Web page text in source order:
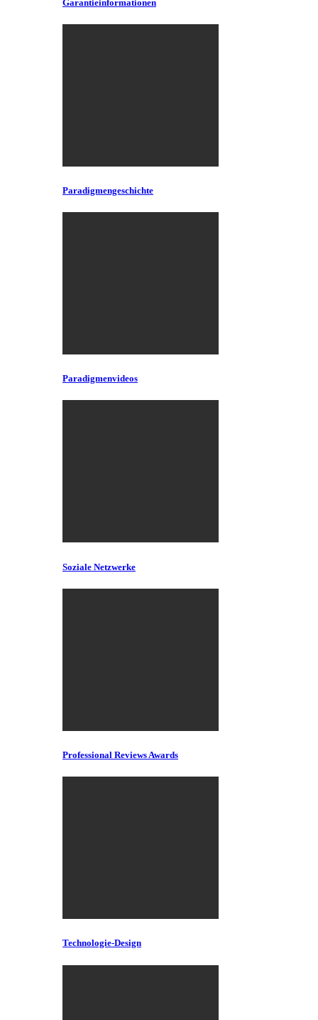
Garantieinformationen
Paradigmengeschichte
Paradigmenvideos
Soziale Netzwerke
Professional Reviews Awards
Technologie-Design